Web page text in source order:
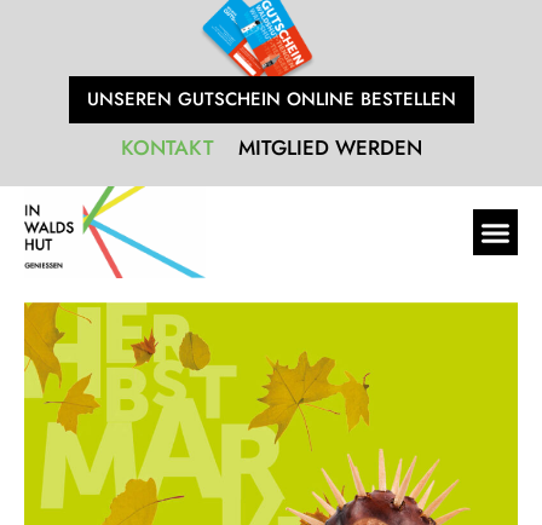
UNSEREN GUTSCHEIN ONLINE BESTELLEN
KONTAKT MITGLIED WERDEN